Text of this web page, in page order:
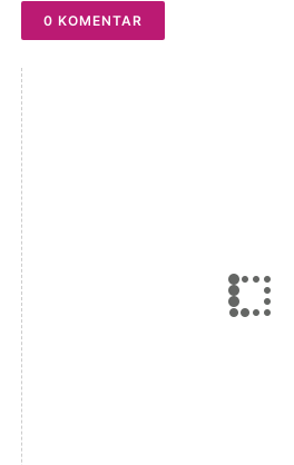
0 KOMENTAR